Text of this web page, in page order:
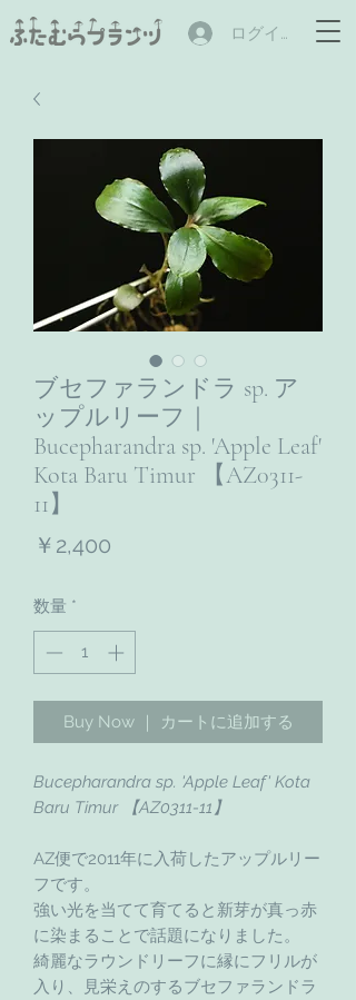
ログイン
ブセファランドラ sp. ア
ップルリーフ｜
Bucepharandra sp. 'Apple Leaf'
Kota Baru Timur 【AZ0311-
11】
￥2,400
数量 *
Buy Now ｜ カートに追加する
Bucepharandra sp. 'Apple Leaf' Kota
Baru Timur 【AZ0311-11】
AZ便で2011年に入荷したアップルリー
フです。
強い光を当てて育てると新芽が真っ赤
に染まることで話題になりました。
綺麗なラウンドリーフに縁にフリルが
入り、見栄えのするブセファランドラ